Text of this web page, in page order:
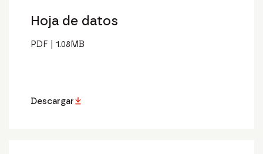
Hoja de datos
PDF 1.08MB
Descargar